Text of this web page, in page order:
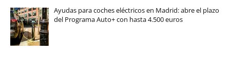
Ayudas para coches eléctricos en Madrid: abre el plazo
del Programa Auto+ con hasta 4.500 euros